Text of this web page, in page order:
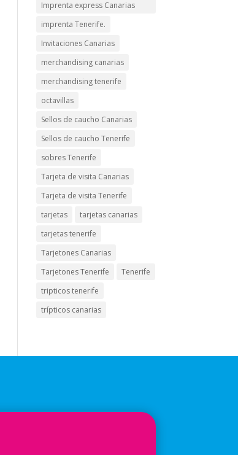
Imprenta express Canarias
imprenta Tenerife.
Invitaciones Canarias
merchandising canarias
merchandising tenerife
octavillas
Sellos de caucho Canarias
Sellos de caucho Tenerife
sobres Tenerife
Tarjeta de visita Canarias
Tarjeta de visita Tenerife
tarjetas
tarjetas canarias
tarjetas tenerife
Tarjetones Canarias
Tarjetones Tenerife
Tenerife
tripticos tenerife
trípticos canarias